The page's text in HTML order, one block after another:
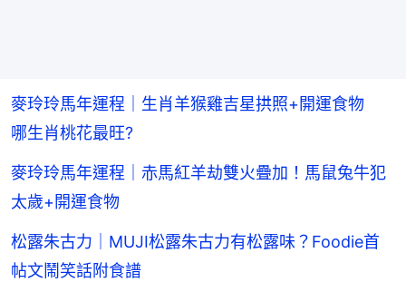
麥玲玲馬年運程｜生肖羊猴雞吉星拱照+開運食物
哪生肖桃花最旺?
麥玲玲馬年運程｜赤馬紅羊劫雙火疊加！馬鼠兔牛犯
太歲+開運食物
松露朱古力｜MUJI松露朱古力有松露味？Foodie首
帖文鬧笑話附食譜